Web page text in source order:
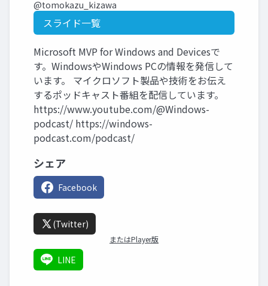
@tomokazu_kizawa
スライド一覧
Microsoft MVP for Windows and Devicesで
す。WindowsやWindows PCの情報を発信して
います。 マイクロソフト製品や技術をお伝え
するポッドキャスト番組を配信しています。
https://www.youtube.com/@Windows-
podcast/ https://windows-
podcast.com/podcast/
シェア
Facebook
(Twitter)
またはPlayer版
LINE